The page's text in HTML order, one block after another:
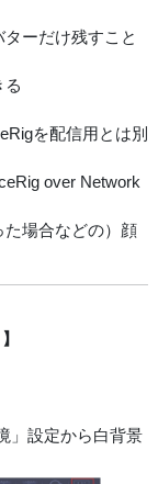
ーだけ残すこと
る
を配信用とは別
over Network
た場合などの）顔
」設定から白背景